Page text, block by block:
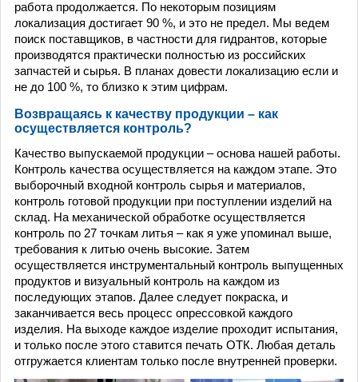
работа продолжается. По некоторым позициям
локализация достигает 90 %, и это не предел. Мы ведем
поиск поставщиков, в частности для гидрантов, которые
производятся практически полностью из российских
запчастей и сырья. В планах довести локализацию если и
не до 100 %, то близко к этим цифрам.
Возвращаясь к качеству продукции – как
осуществляется контроль?
Качество выпускаемой продукции – основа нашей работы.
Контроль качества осуществляется на каждом этапе. Это
выборочный входной контроль сырья и материалов,
контроль готовой продукции при поступлении изделий на
склад. На механической обработке осуществляется
контроль по 27 точкам литья – как я уже упоминал выше,
требования к литью очень высокие. Затем
осуществляется инструментальный контроль выпущенных
продуктов и визуальный контроль на каждом из
последующих этапов. Далее следует покраска, и
заканчивается весь процесс опрессовкой каждого
изделия. На выходе каждое изделие проходит испытания,
и только после этого ставится печать ОТК. Любая деталь
отгружается клиентам только после внутренней проверки.